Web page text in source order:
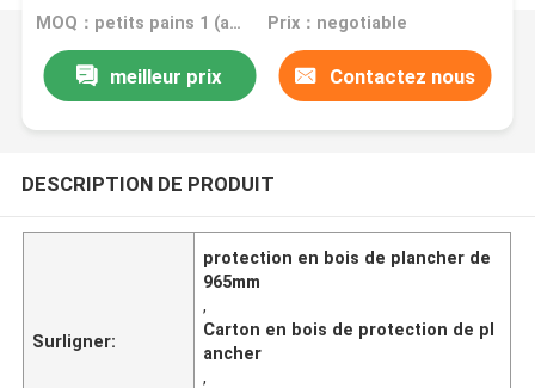
MOQ：petits pains 1 (aperçu gratuit de taille A4) Prix：negotiable
meilleur prix Contactez nous
DESCRIPTION DE PRODUIT
Surligner:
protection en bois de plancher de
965mm
,
Carton en bois de protection de pl
ancher
,